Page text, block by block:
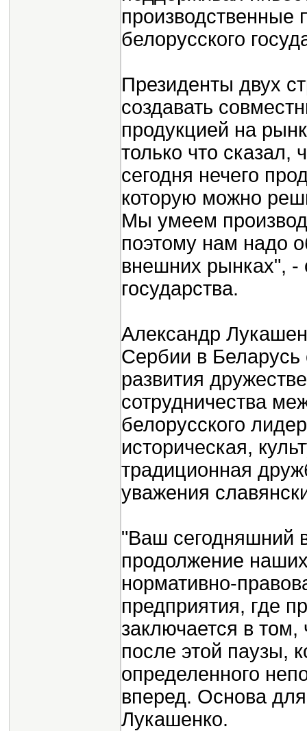
производственные
белорусского
Президенты двух
создавать
продукцией на
только что сказал,
сегодня нечего
которую можно
Мы умеем
поэтому нам надо
внешних рынках", -
государства.
Александр
Сербии в Беларусь
развития
сотрудничества
белорусского
историческая,
традиционная
уважения
"Ваш сегодняшний
продолжение
нормативно-
предприятия, где
заключается в
после этой паузы,
определенного
вперед. Основа
Лукашенко.